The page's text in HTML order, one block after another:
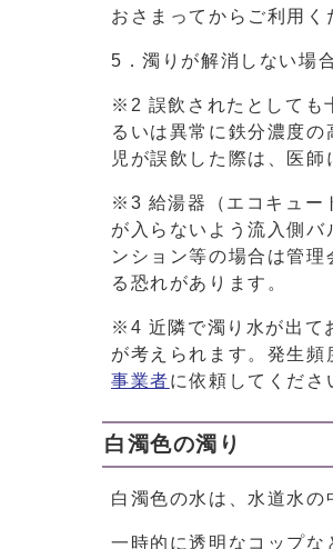
おさまってからご利用
5．濁りが解消しない場
※2 誤飲されたとしても
るいは異常に鉄分濃度
児が誤飲した際は、医師
※3 給湯器（エコキュー
が入らないよう流入側
ンション等の場合は管
る恐れがあります。
※4 近隣で濁り水が出て
が考えられます。発生
事業者に依頼してくださ
白濁色の濁り
白濁色の水は、水道水の
一時的に透明なコップ